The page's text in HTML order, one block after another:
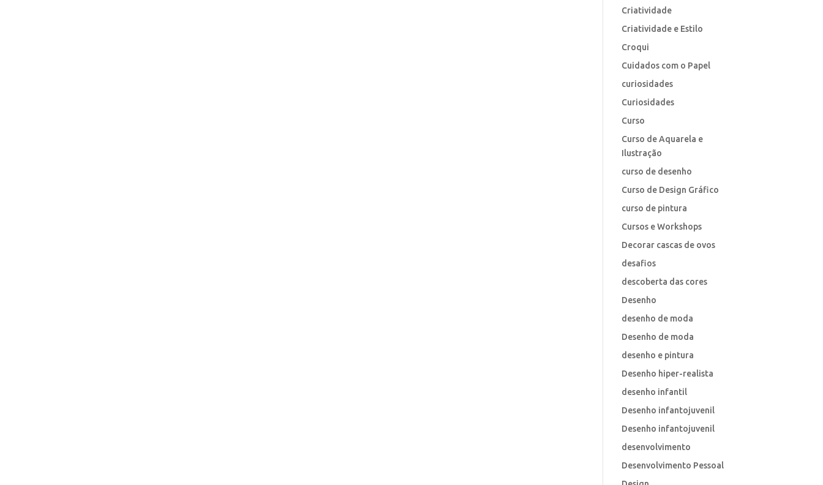
Criatividade
Criatividade e Estilo
Croqui
Cuidados com o Papel
curiosidades
Curiosidades
Curso
Curso de Aquarela e
Ilustração
curso de desenho
Curso de Design Gráfico
curso de pintura
Cursos e Workshops
Decorar cascas de ovos
desafios
descoberta das cores
Desenho
desenho de moda
Desenho de moda
desenho e pintura
Desenho hiper-realista
desenho infantil
Desenho infantojuvenil
Desenho infantojuvenil
desenvolvimento
Desenvolvimento Pessoal